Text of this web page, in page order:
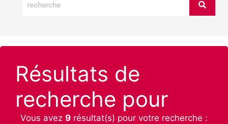
Résultats de
recherche pour
Vous avez 9 résultat(s) pour votre recherche :